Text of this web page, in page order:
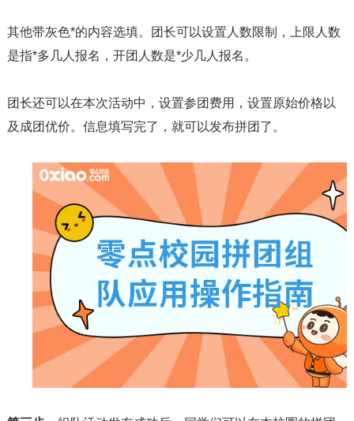
其他带灰色*的内容选填。团长可以设置人数限制，上限人数
是指*多几人报名，开团人数是*少几人报名。
团长还可以在本次活动中，设置参团费用，设置原始价格以
及成团优价。信息填写完了，就可以发布拼团了。